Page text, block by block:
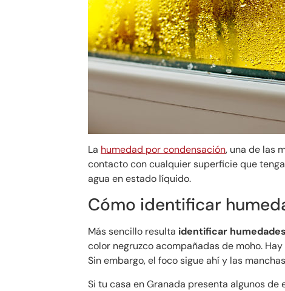
La humedad por condensación, una de las
contacto con cualquier superficie que
agua en estado líquido.
Cómo identificar
Más sencillo resulta identificar
color negruzco acompañadas de moho.
Sin embargo, el foco sigue ahí y las
Si tu casa en Granada presenta algunos